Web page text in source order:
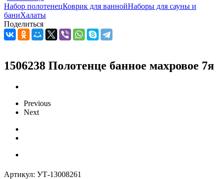
Набор полотенецКоврик для ваннойНаборы для сауны и
баниХалаты
Поделиться
1506238 Полотенце банное махровое 7я
Previous
Next
Артикул: УТ-13008261